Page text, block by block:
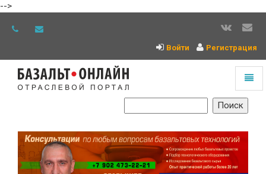
-->
Войти Регистрация